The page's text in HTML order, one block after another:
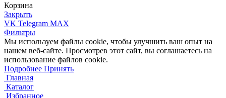
Корзина
Закрыть
VK Telegram MAX
Фильтры
Мы используем файлы cookie, чтобы улучшить ваш опыт на
нашем веб-сайте. Просмотрев этот сайт, вы соглашаетесь на
использование файлов cookie.
Подробнее Подробнее
Принять
Главная
Каталог
Избранное